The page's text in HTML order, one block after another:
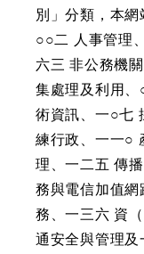
別」分類，本網
○○二 人事管理
六三 非公務機
集處理及利用
術資訊、一○七
練行政、一一○
理、一二五 傳
務與電信加值網
務、一三六 資
通安全與管理及